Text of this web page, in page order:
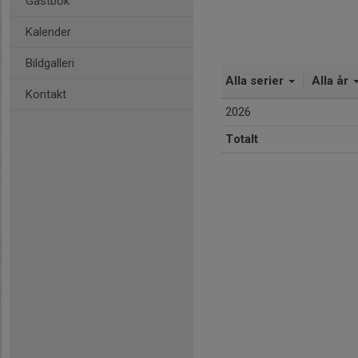
Kalender
Bildgalleri
Kontakt
Alla serier Alla år
2026
Totalt